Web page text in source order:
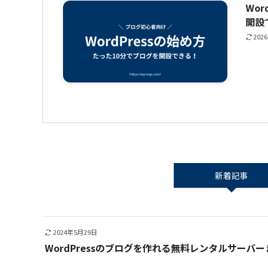
開設
新着記事
2024年5月29日
WordPressのブログを作れる無料レンタルサーバー